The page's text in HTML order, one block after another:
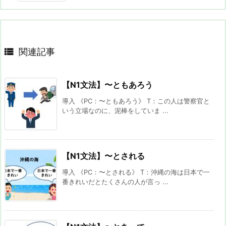
 関連記事
【N1文法】〜ともあろう
導入 《PC：〜ともあろう》 T：この人は警察官と
いう立場なのに、泥棒をしていま ...
【N1文法】〜とされる
導入 《PC：〜とされる》 T：沖縄の海は日本で一
番きれいだとたくさんの人が言っ ...